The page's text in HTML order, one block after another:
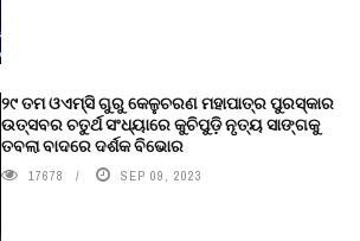
୨୯ ତମ ଓଏମ୍‌ସି ଗୁରୁ କେଳୁଚରଣ ମହାପାତ୍ର ପୁରସ୍କାର
ଉତ୍ସବର ଚତୁର୍ଥ ସଂଧ୍ୟାରେ କୁଚିପୁଡ଼ି ନୃତ୍ୟ ସାଙ୍ଗକୁ
ତବଲା ବାଦରେ ଦର୍ଶକ ବିଭୋର
17678 SEP 09, 2023